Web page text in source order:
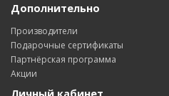
Дополнительно
Производители
Подарочные сертификаты
Партнёрская программа
Акции